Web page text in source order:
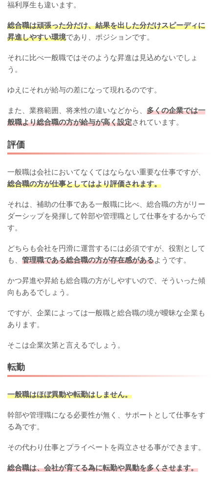
福利厚生も違います。
総合職は頑張った分だけ、結果を出した分だけスピーディに
昇進しやすい環境であり、ポジションです。
それに比べ一般職ではそのような昇進は見込めないでしょ
う。
ゆえにそれが給与の差になって現れるのです。
また、業務範囲、将来性の違いなどから、 多くの企業では一
般職より総合職の方が給与が高く設定されています。
評価
一般職は会社においてなくてはならない重要な仕事ですが、
総合職の方が仕事としてはより評価されます。
それは、補助の仕事である一般職に比べ、総合職の方がリー
ダーシップを発揮して幹部や管理職として仕事をするからで
す。
どちらも会社を円滑に運営するには必須ですが、役割として
も、 管理職である総合職の方が存在感があるようです。
かつ昇進や昇給も総合職の方がしやすいので、そういった傾
向もあるでしょう。
ですが、企業によっては一般職と総合職の境が曖昧な企業も
あります。
そこは企業次第と言えるでしょう。
転勤
一般職はほぼ異動や転勤はしません。
幹部や管理職になる必要性が無く、サポートとして仕事をす
る為です。
その代わり仕事とプライベートを両立させる事ができます。
総合職は、会社が育てる為に転勤や異動を多くさせます。